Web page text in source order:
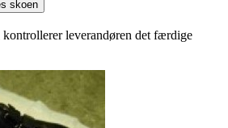
skoen
leverandøren det færdige